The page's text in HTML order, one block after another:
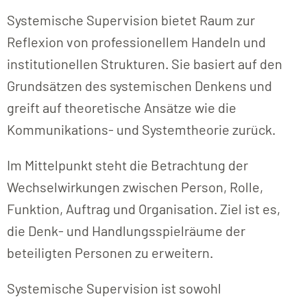
Systemische Supervision bietet Raum zur
Reflexion von professionellem Handeln und
institutionellen Strukturen. Sie basiert auf den
Grundsätzen des systemischen Denkens und
greift auf theoretische Ansätze wie die
Kommunikations- und Systemtheorie zurück.
Im Mittelpunkt steht die Betrachtung der
Wechselwirkungen zwischen Person, Rolle,
Funktion, Auftrag und Organisation. Ziel ist es,
die Denk- und Handlungsspielräume der
beteiligten Personen zu erweitern.
Systemische Supervision ist sowohl